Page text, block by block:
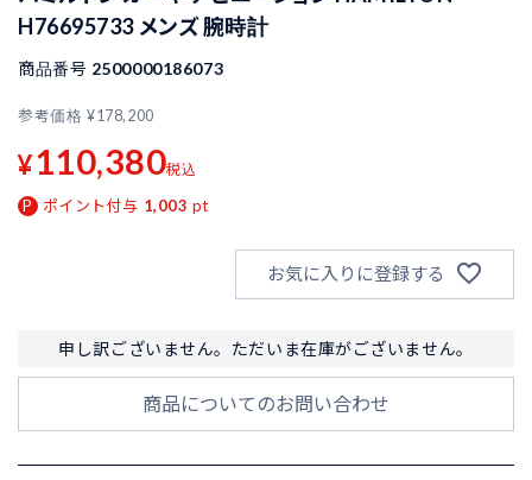
H76695733 メンズ 腕時計
商品番号 2500000186073
参考価格 ¥178,200
¥110,380税込
ポイント付与 1,003 pt
お気に入りに登録する
申し訳ございません。ただいま在庫がございません。
商品についてのお問い合わせ